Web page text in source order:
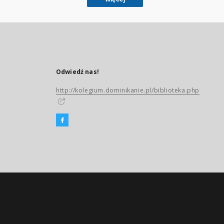
Odwiedź nas!
http://kolegium.dominikanie.pl/biblioteka.php